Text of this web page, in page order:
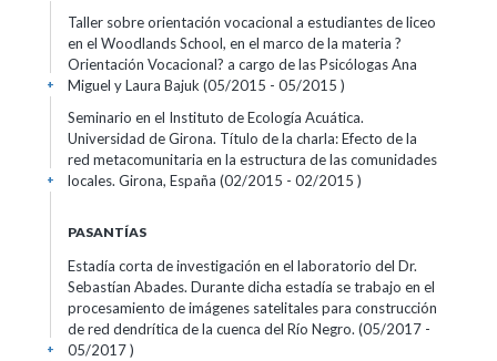
Taller sobre orientación vocacional a estudiantes de liceo
en el Woodlands School, en el marco de la materia ?
Orientación Vocacional? a cargo de las Psicólogas Ana
Miguel y Laura Bajuk (05/2015 - 05/2015 )
+
Seminario en el Instituto de Ecología Acuática.
Universidad de Girona. Título de la charla: Efecto de la
red metacomunitaria en la estructura de las comunidades
locales. Girona, España (02/2015 - 02/2015 )
+
PASANTÍAS
Estadía corta de investigación en el laboratorio del Dr.
Sebastían Abades. Durante dicha estadía se trabajo en el
procesamiento de imágenes satelitales para construcción
de red dendrítica de la cuenca del Río Negro. (05/2017 -
05/2017 )
+